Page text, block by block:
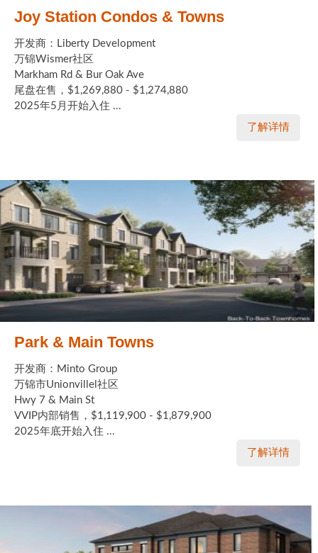
Joy Station Condos & Towns
开发商：Liberty Development
万锦Wismer社区
Markham Rd & Bur Oak Ave
尾盘在售，$1,269,880 - $1,274,880
2025年5月开始入住 ...
了解详情
Park & Main Towns
开发商：Minto Group
万锦市Unionvillel社区
Hwy 7 & Main St
VVIP内部销售，$1,119,900 - $1,879,900
2025年底开始入住 ...
了解详情